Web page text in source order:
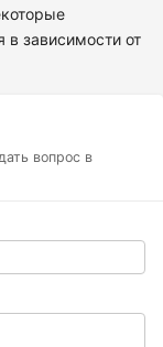
в зависимости от
вопрос в